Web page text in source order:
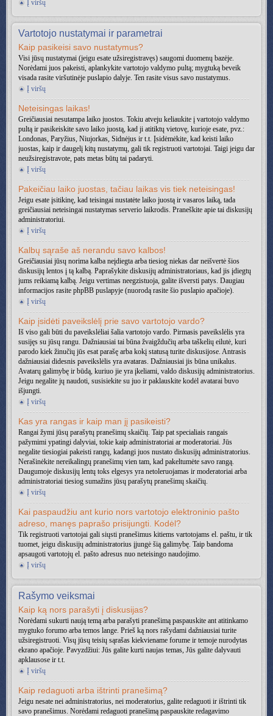
Į viršų
Vartotojo nustatymai ir parametrai
Kaip pasikeisi savo nustatymus?
Visi jūsų nustatymai (jeigu esate užsiregistravęs) saugomi duomenų bazėje.
Norėdami juos pakeisti, aplankykite vartotojo valdymo pultą; mygtuką beveik
visada rasite viršutinėje puslapio dalyje. Ten rasite visus savo nustatymus.
Į viršų
Neteisingas laikas!
Greičiausiai nesutampa laiko juostos. Tokiu atveju keliaukite į vartotojo valdymo
pultą ir pasikeiskite savo laiko juostą, kad ji atitiktų vietovę, kurioje esate, pvz.:
Londonas, Paryžius, Niujorkas, Sidnėjus ir t.t. Įsidėmėkite, kad keisti laiko
juostas, kaip ir daugelį kitų nustatymų, gali tik registruoti vartotojai. Taigi jeigu dar
neužsiregistravote, pats metas būtų tai padaryti.
Į viršų
Pakeičiau laiko juostas, tačiau laikas vis tiek neteisingas!
Jeigu esate įsitikinę, kad teisingai nustatėte laiko juostą ir vasaros laiką, tada
greičiausiai neteisingai nustatymas serverio laikrodis. Praneškite apie tai diskusijų
administratoriui.
Į viršų
Kalbų sąraše aš nerandu savo kalbos!
Greičiausiai jūsų norima kalba neįdiegta arba tiesiog niekas dar neišvertė šios
diskusijų lentos į tą kalbą. Paprašykite diskusijų administratoriaus, kad jis įdiegtų
jums reikiamą kalbą. Jeigu vertimas neegzistuoja, galite išversti patys. Daugiau
informacijos rasite phpBB puslapyje (nuorodą rasite šio puslapio apačioje).
Į viršų
Kaip įsidėti paveikslėlį prie savo vartotojo vardo?
Iš viso gali būti du paveikslėliai šalia vartotojo vardo. Pirmasis paveikslėlis yra
susijęs su jūsų rangu. Dažniausiai tai būna žvaigždučių arba taškelių eilutė, kuri
parodo kiek žinučių jūs esat parašę arba kokį statusą turite diskusijose. Antrasis
dažniausiai didesnis paveikslėlis yra avataras. Dažniausiai jis būna unikalus.
Avatarų galimybę ir būdą, kuriuo jie yra įkeliami, valdo diskusijų administratorius.
Jeigu negalite jų naudoti, susisiekite su juo ir paklauskite kodėl avatarai buvo
išjungti.
Į viršų
Kas yra rangas ir kaip man jį pasikeisti?
Rangai žymi jūsų parašytų pranešimų skaičių. Taip pat specialiais rangais
pažymimi ypatingi dalyviai, tokie kaip administratoriai ar moderatoriai. Jūs
negalite tiesiogiai pakeisti rangų, kadangi juos nustato diskusijų administratorius.
Nerašinėkite nereikalingų pranešimų vien tam, kad pakeltumėte savo rangą.
Daugumoje diskusijų lentų toks elgesys yra netoleruojamas ir moderatoriai arba
administratoriai tiesiog sumažins jūsų parašytų pranešimų skaičių.
Į viršų
Kai paspaudžiu ant kurio nors vartotojo elektroninio pašto
adreso, manęs paprašo prisijungti. Kodėl?
Tik registruoti vartotojai gali siųsti pranešimus kitiems vartotojams el. paštu, ir tik
tuomet, jeigu diskusijų administratorius įjungė šią galimybę. Taip bandoma
apsaugoti vartotojų el. pašto adresus nuo neteisingo naudojimo.
Į viršų
Rašymo veiksmai
Kaip ką nors parašyti į diskusijas?
Norėdami sukurti naują temą arba parašyti pranešimą paspauskite ant atitinkamo
mygtuko forumo arba temos lange. Prieš ką nors rašydami dažniausiai turite
užsiregistruoti. Visų jūsų teisių sąrašas kiekviename forume ir temoje nurodytas
ekrano apačioje. Pavyzdžiui: Jūs galite kurti naujas temas, Jūs galite dalyvauti
apklausose ir t.t.
Į viršų
Kaip redaguoti arba ištrinti pranešimą?
Jeigu nesate nei administratorius, nei moderatorius, galite redaguoti ir ištrinti tik
savo pranešimus. Norėdami redaguoti pranešimą paspauskite redagavimo